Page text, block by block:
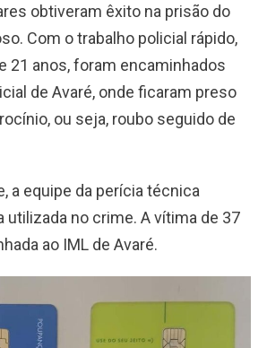
obtiveram êxito na prisão do
Com o trabalho policial rápido,
21 anos, foram encaminhados
de Avaré, onde ficaram preso
ou seja, roubo seguido de
a equipe da perícia técnica
utilizada no crime. A vítima de 37
ao IML de Avaré.